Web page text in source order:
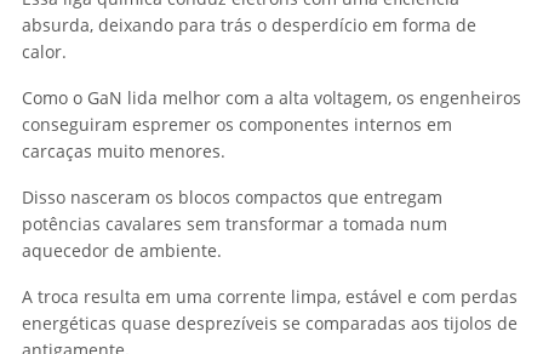
absurda, deixando para trás o desperdício em forma de
calor.
Como o GaN lida melhor com a alta voltagem, os engenheiros
conseguiram espremer os componentes internos em
carcaças muito menores.
Disso nasceram os blocos compactos que entregam
potências cavalares sem transformar a tomada num
aquecedor de ambiente.
A troca resulta em uma corrente limpa, estável e com perdas
energéticas quase desprezíveis se comparadas aos tijolos de
antigamente.